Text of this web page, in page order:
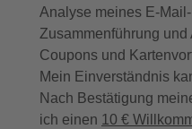
Analyse meines E-
Zusammenführung
Coupons und
Mein Einverständnis
Nach Bestätigung
ich einen 10 €